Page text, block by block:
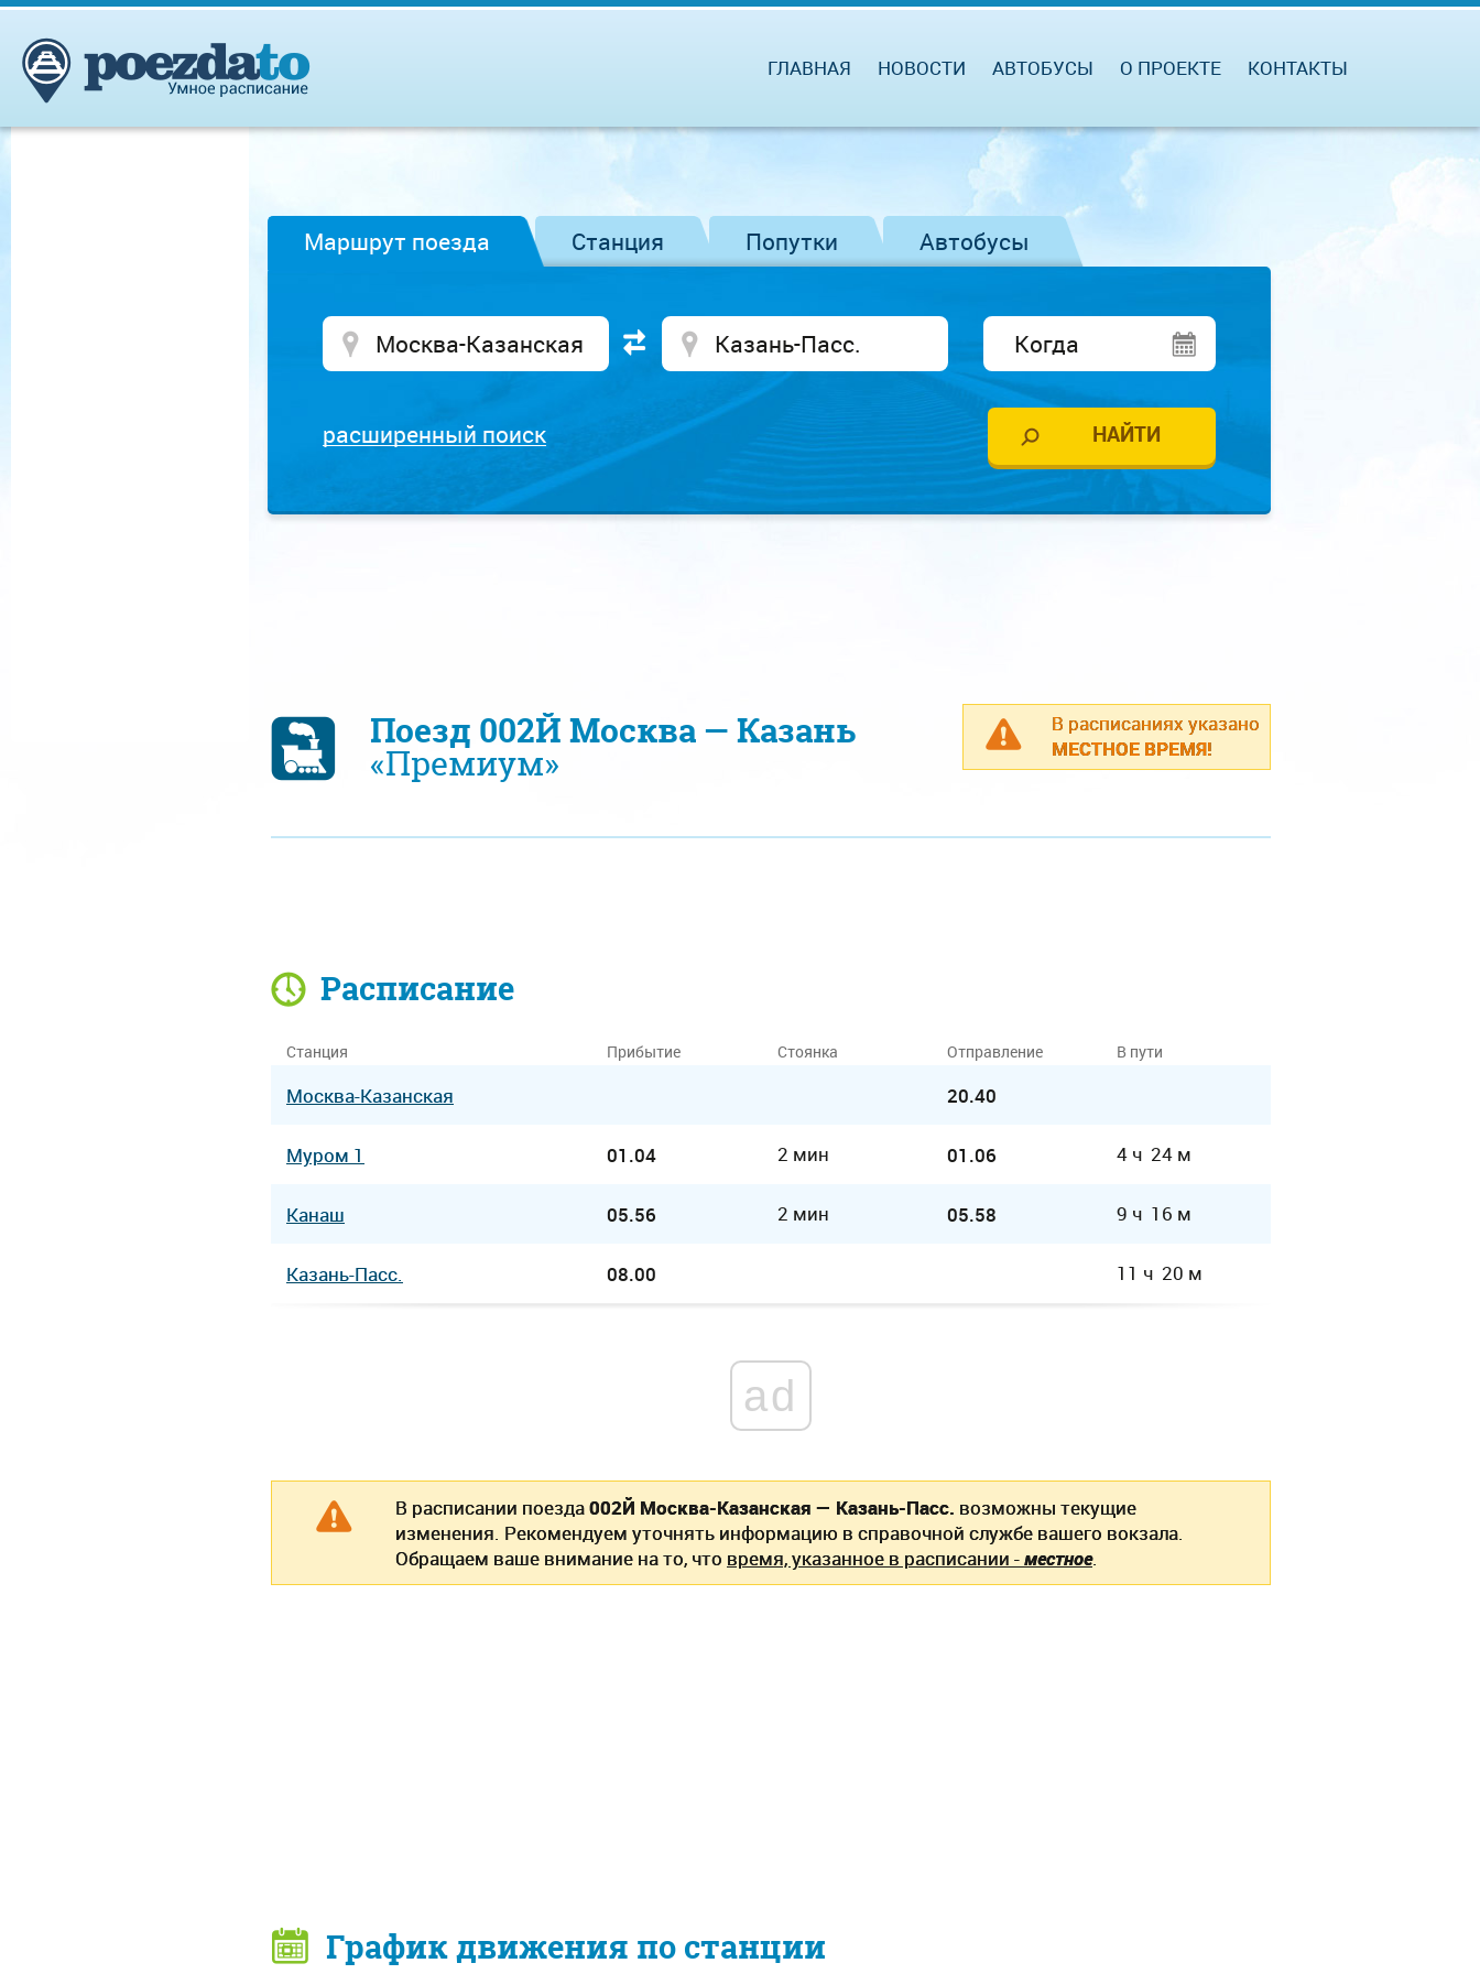
ГЛАВНАЯ НОВОСТИ АВТОБУСЫ О ПРОЕКТЕ КОНТАКТЫ
Маршрут поезда Станция Попутки Автобусы
расширенный поиск
В расписаниях указано
МЕСТНОЕ ВРЕМЯ!
Поезд 002Й Москва — Казань
«Премиум»
Расписание
Станция Прибытие Стоянка Отправление В пути
Москва-Казанская 20.40
Муром 1 01.04 2 мин 01.06 4 ч 24 м
Канаш 05.56 2 мин 05.58 9 ч 16 м
Казань-Пасс. 08.00 11 ч 20 м
ad
В расписании поезда002Й Москва-Казанская — Казань-Пасс. возможны текущие
изменения. Рекомендуем уточнять информацию в справочной службе вашего вокзала.
Обращаем ваше внимание на то, что время, указанное в расписании -местное.
График движения по станции